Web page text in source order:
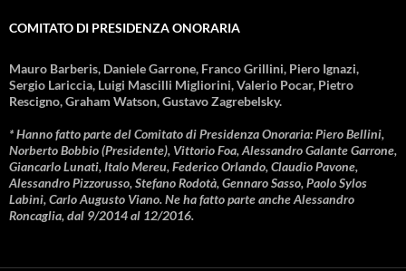
COMITATO DI PRESIDENZA ONORARIA
Mauro Barberis, Daniele Garrone, Franco Grillini, Piero Ignazi,
Sergio Lariccia, Luigi Mascilli Migliorini, Valerio Pocar, Pietro
Rescigno, Graham Watson, Gustavo Zagrebelsky.
* Hanno fatto parte del Comitato di Presidenza Onoraria: Piero Bellini,
Norberto Bobbio (Presidente), Vittorio Foa, Alessandro Galante Garrone,
Giancarlo Lunati, Italo Mereu, Federico Orlando, Claudio Pavone,
Alessandro Pizzorusso, Stefano Rodotà, Gennaro Sasso, Paolo Sylos
Labini, Carlo Augusto Viano. Ne ha fatto parte anche Alessandro
Roncaglia, dal 9/2014 al 12/2016.